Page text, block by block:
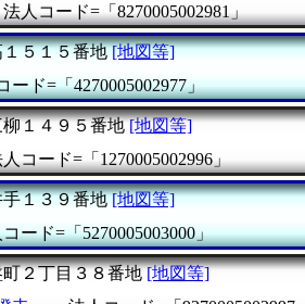
法人コード=「8270005002981」
５１５番地 [地図等]
ード=「4270005002977」
１４９５番地 [地図等]
コード=「1270005002996」
１３９番地 [地図等]
ード=「5270005003000」
２丁目３８番地 [地図等]